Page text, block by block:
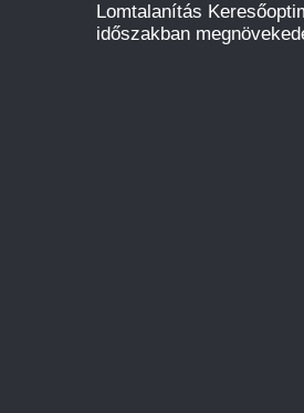
Lomtalanítás
időszakban